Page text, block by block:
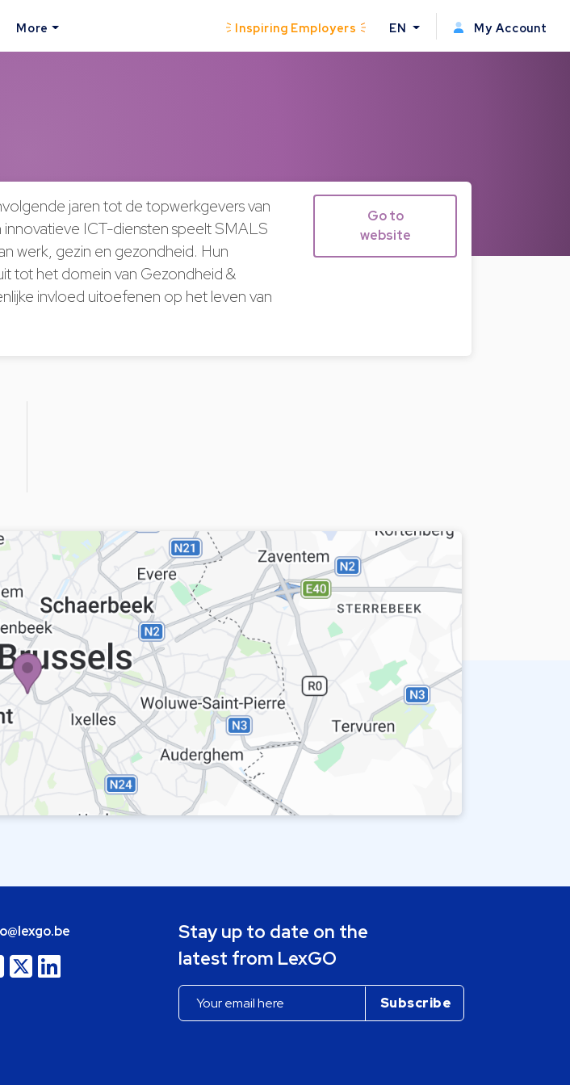
More Inspiring Employers EN My Account
jaren tot de topwerkgevers van
innovatieve ICT-diensten speelt SMALS
werk, gezin en gezondheid. Hun
tot het domein van Gezondheid &
invloed uitoefenen op het leven van
Go to
website
Stay up to date on the
latest from LexGO